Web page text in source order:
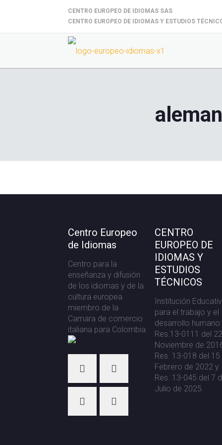
CENTRO EUROPEO DE IDIOMAS SAS
CENTRO EUROPEO DE IDIOMAS Y ESTUDIOS
Centro Europeo
de Idiomas
Centro para la
enseñanza y difusión
de los idiomas y de la
cultura europea
miembro de la
Camara de comercio
italiana para Colombia.
CENTRO
EUROPEO DE
IDIOMAS Y
ESTUDIOS
TÉCNICOS
Institución
para el trabajo y el
desarrollo humano:
Res.13-0111 del
Noviembre de
Res. 13-018 del 15
Febrero de 2022 y
Res. 13-045 del 7
Julio de 2025.